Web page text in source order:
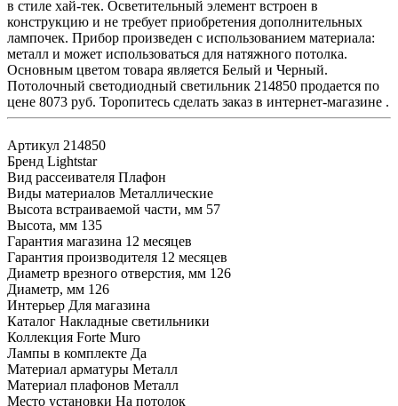
в стиле хай-тек. Осветительный элемент встроен в
конструкцию и не требует приобретения дополнительных
лампочек. Прибор произведен с использованием материала:
металл и может использоваться для натяжного потолка.
Основным цветом товара является Белый и Черный.
Потолочный светодиодный светильник 214850 продается по
цене 8073 руб. Торопитесь сделать заказ в интернет-магазине .
Артикул 214850
Бренд Lightstar
Вид рассеивателя Плафон
Виды материалов Металлические
Высота встраиваемой части, мм 57
Высота, мм 135
Гарантия магазина 12 месяцев
Гарантия производителя 12 месяцев
Диаметр врезного отверстия, мм 126
Диаметр, мм 126
Интерьер Для магазина
Каталог Накладные светильники
Коллекция Forte Muro
Лампы в комплекте Да
Материал арматуры Металл
Материал плафонов Металл
Место установки На потолок